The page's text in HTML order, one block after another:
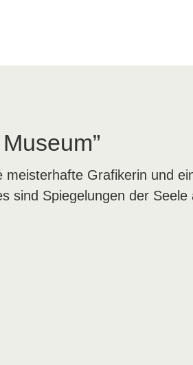
meister­hafte Grafikerin und
sind Spiegelungen der Seele